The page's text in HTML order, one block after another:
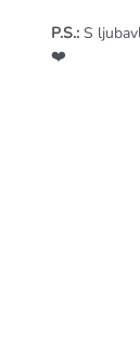
P.S.: S
❤️